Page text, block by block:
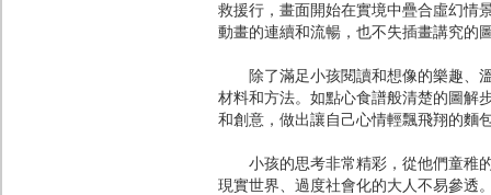
救援行，畫面開始在實境中疊合虛幻情
動畫的連續和流暢，也不失插畫講究的
除了滿足小孩閱讀和想像的樂趣、溫
材料和方法。如點心食譜般清楚的圖解
和創意，做出讓自己心情輕飄飛翔的麵
小孩的思考非常精彩，從他們童稚的
現實世界、過度社會化的大人不易參透